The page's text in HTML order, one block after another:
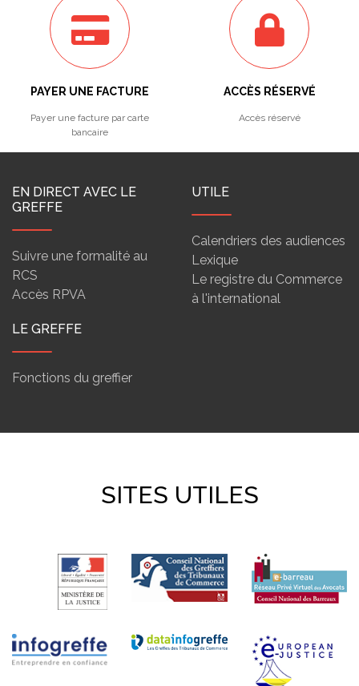
PAYER UNE FACTURE
Payer une facture par carte
bancaire
ACCÈS RÉSERVÉ
Accès réservé
EN DIRECT AVEC LE
GREFFE
Suivre une formalité au
RCS
Accès RPVA
UTILE
Calendriers des audiences
Lexique
Le registre du Commerce
à l'international
LE GREFFE
Fonctions du greffier
SITES UTILES